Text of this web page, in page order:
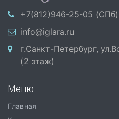
+7(812)946-25-05 (СПб)
info@iglara.ru
г.Санкт-Петербург,
(2 этаж)
Меню
Главная